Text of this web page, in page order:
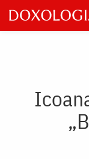
Skip
to
main